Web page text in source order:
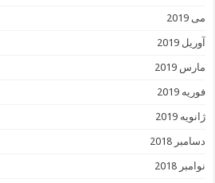
می 2019
آوریل 2019
مارس 2019
فوریه 2019
ژانویه 2019
دسامبر 2018
نوامبر 2018